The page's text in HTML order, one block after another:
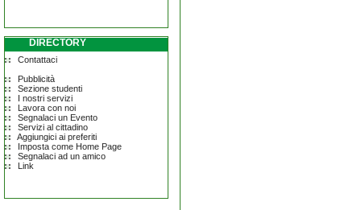
DIRECTORY
Contattaci
Pubblicità
Sezione studenti
I nostri servizi
Lavora con noi
Segnalaci un Evento
Servizi al cittadino
Aggiungici ai preferiti
Imposta come Home Page
Segnalaci ad un amico
Link